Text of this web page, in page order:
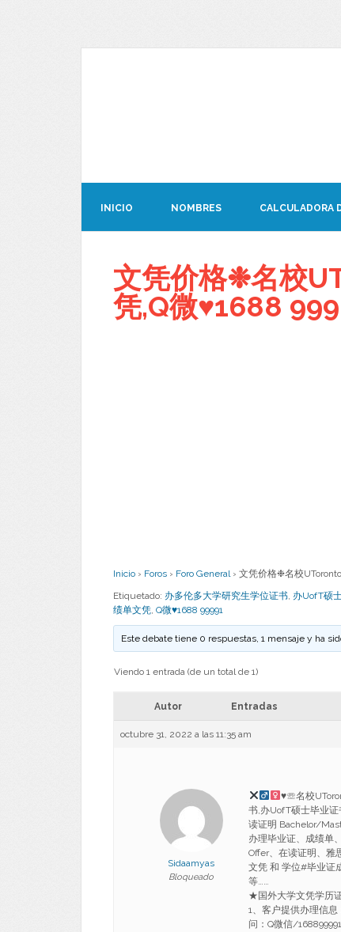
INICIO NOMBRES CALCULADORA
文凭价格❉名校
凭,Q微♥1688 999
Inicio › Foros › Foro General › 文凭价格❉名校
Etiquetado: 办多伦多大学研究生学位证书, 办UofT硕
绩单文凭, Q微♥1688 99991
Este debate tiene 0 respuestas, 1 mensaje y ha
Viendo 1 entrada (de un total de 1)
Autor Entradas
octubre 31, 2022 a las 11:35 am
Sidaamyas
Bloqueado
♥☏名校
书,办UofT硕士毕业
读证明 Bachelor/
办理毕业证、成绩单
Offer、在读证明、雅
文凭 和 学位#毕业证
等……
★国外大学文凭学历
1、客户提供办理信
问：Q微信/